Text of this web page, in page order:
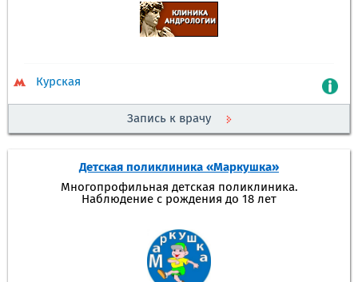
Курская
Запись к врачу
Детская поликлиника «Маркушка»
Многопрофильная детская поликлиника.
Наблюдение с рождения до 18 лет